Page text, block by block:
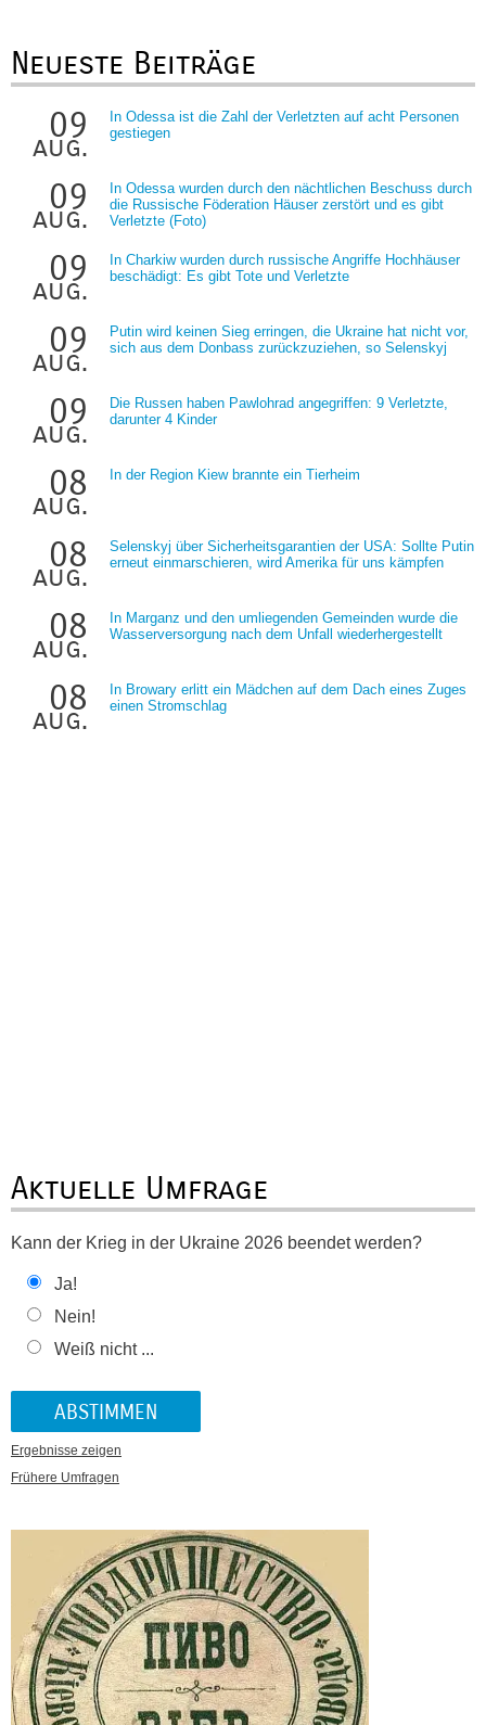
Neueste Beiträge
09
aug.
In Odessa ist die Zahl der Verletzten auf acht Personen
gestiegen
09
aug.
In Odessa wurden durch den nächtlichen Beschuss durch
die Russische Föderation Häuser zerstört und es gibt
Verletzte (Foto)
09
aug.
In Charkiw wurden durch russische Angriffe Hochhäuser
beschädigt: Es gibt Tote und Verletzte
09
aug.
Putin wird keinen Sieg erringen, die Ukraine hat nicht vor,
sich aus dem Donbass zurückzuziehen, so Selenskyj
09
aug.
Die Russen haben Pawlohrad angegriffen: 9 Verletzte,
darunter 4 Kinder
08
aug.
In der Region Kiew brannte ein Tierheim
08
aug.
Selenskyj über Sicherheitsgarantien der USA: Sollte Putin
erneut einmarschieren, wird Amerika für uns kämpfen
08
aug.
In Marganz und den umliegenden Gemeinden wurde die
Wasserversorgung nach dem Unfall wiederhergestellt
08
aug.
In Browary erlitt ein Mädchen auf dem Dach eines Zuges
einen Stromschlag
Aktuelle Umfrage
Kann der Krieg in der Ukraine 2026 beendet werden?
Ja!
Nein!
Weiß nicht ...
Ergebnisse zeigen
Frühere Umfragen